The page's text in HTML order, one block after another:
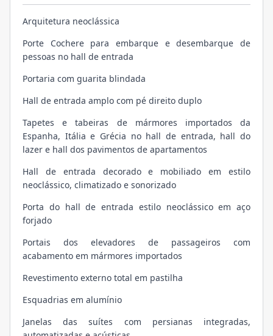
Arquitetura neoclássica
Porte Cochere para embarque e desembarque de
pessoas no hall de entrada
Portaria com guarita blindada
Hall de entrada amplo com pé direito duplo
Tapetes e tabeiras de mármores importados da
Espanha, Itália e Grécia no hall de entrada, hall do
lazer e hall dos pavimentos de apartamentos
Hall de entrada decorado e mobiliado em estilo
neoclássico, climatizado e sonorizado
Porta do hall de entrada estilo neoclássico em aço
forjado
Portais dos elevadores de passageiros com
acabamento em mármores importados
Revestimento externo total em pastilha
Esquadrias em alumínio
Janelas das suítes com persianas integradas,